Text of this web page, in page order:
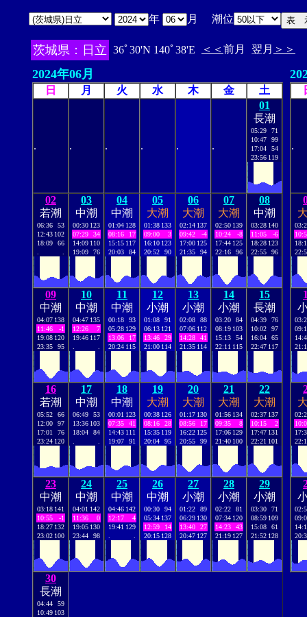
年 月 潮位
茨城県：日立 36ﾟ30'N 140ﾟ38'E ＜＜ 前月 翌月 ＞＞
2024年06月
日 月 火 水 木 金 土
. . . . . .
01
長潮
05:29
71
10:47
99
17:04
54
23:56 119
02
若潮
06:36
53
12:43 102
18:09
66
03
中潮
00:30 123
07:29
34
14:09 110
19:09
76
04
中潮
01:04 128
08:16
17
15:15 117
20:03
84
05
大潮
01:38 133
09:00
3
16:10 123
20:52
90
06
大潮
02:14 137
09:42
-4
17:00 125
21:35
94
07
大潮
02:50 139
10:24
-8
17:44 125
22:16
96
08
中潮
03:28 140
11:05
-6
18:28 123
22:55
96
09
中潮
04:07 138
11:46
-1
19:08 120
23:35
95
10
中潮
04:47 135
12:26
7
19:46 117
11
中潮
00:18
93
05:28 129
13:06
17
20:24 115
12
小潮
01:08
91
06:13 121
13:46
29
21:00 114
13
小潮
02:08
88
07:06 112
14:28
41
21:35 114
14
小潮
03:20
84
08:19 103
15:13
54
22:11 115
15
長潮
04:39
76
10:02
97
16:04
65
22:47 117
16
若潮
05:52
66
12:00
97
17:01
76
23:24 120
17
中潮
06:49
53
13:36 103
18:04
84
18
中潮
00:01 123
07:35
41
14:43 111
19:07
91
19
大潮
00:38 126
08:16
28
15:35 119
20:04
95
20
大潮
01:17 130
08:56
17
16:22 125
20:55
99
21
大潮
01:56 134
09:35
8
17:06 129
21:40 100
22
大潮
02:37 137
10:15
2
17:47 131
22:21 101
23
中潮
03:18 141
10:55
-1
18:27 132
23:02 100
24
中潮
04:01 142
11:36
0
19:05 130
23:44
98
25
中潮
04:46 142
12:17
4
19:41 129
26
中潮
00:30
94
05:34 137
12:59
14
20:15 128
27
小潮
01:22
89
06:29 130
13:40
27
20:47 127
28
小潮
02:22
81
07:34 120
14:23
43
21:19 127
29
小潮
03:30
71
08:59 109
15:08
61
21:52 128
30
長潮
04:44
59
10:49 103
.